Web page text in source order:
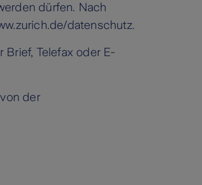
dürfen. Nach
datenschutz.
Telefax oder E-
der